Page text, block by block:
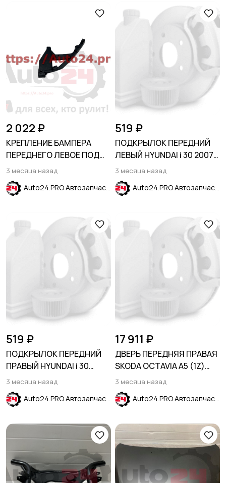
2 022 ₽
КРЕПЛЕНИЕ БАМПЕРА
ПЕРЕДНЕГО ЛЕВОЕ ПОД
ФАРУ HONDA CIVIC X 2015-
3 месяца назад
Auto24.PRO Автозапчасти
519 ₽
ПОДКРЫЛОК ПЕРЕДНИЙ
ЛЕВЫЙ HYUNDAI i 30 2007-
2012
3 месяца назад
Auto24.PRO Автозапчасти
519 ₽
ПОДКРЫЛОК ПЕРЕДНИЙ
ПРАВЫЙ HYUNDAI i 30
2007-2012
3 месяца назад
Auto24.PRO Автозапчасти
17 911 ₽
ДВЕРЬ ПЕРЕДНЯЯ ПРАВАЯ
SKODA OCTAVIA A5 (1Z)
2004-2013
3 месяца назад
Auto24.PRO Автозапчасти